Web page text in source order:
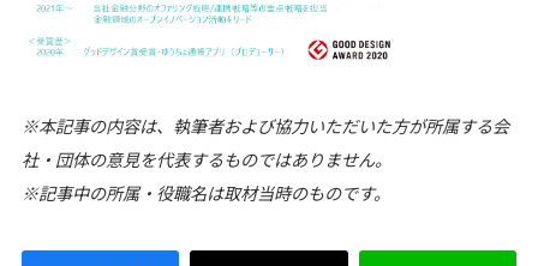
※本記事の内容は、執筆者および協力いただいた方が所属する会
社・団体の意見を代表するものではありません。
※記事中の所属・役職名は取材当時のものです。